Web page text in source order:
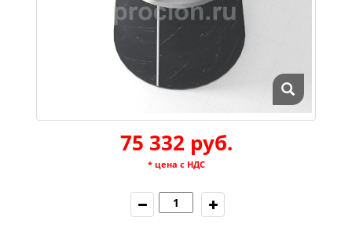
75 332 руб.
* цена с НДС